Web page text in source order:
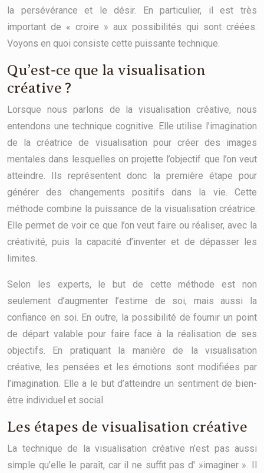
la persévérance et le désir. En particulier, il est très
important de « croire » aux possibilités qui sont créées.
Voyons en quoi consiste cette puissante technique.
Qu’est-ce que la visualisation
créative ?
Lorsque nous parlons de la visualisation créative, nous
entendons une technique cognitive. Elle utilise l’imagination
de la créatrice de visualisation pour créer des images
mentales dans lesquelles on projette l’objectif que l’on veut
atteindre. Ils représentent donc la première étape pour
générer des changements positifs dans la vie. Cette
méthode combine la puissance de la visualisation créatrice.
Elle permet de voir ce que l’on veut faire ou réaliser, avec la
créativité, puis la capacité d’inventer et de dépasser les
limites.
Selon les experts, le but de cette méthode est non
seulement d’augmenter l’estime de soi, mais aussi la
confiance en soi. En outre, la possibilité de fournir un point
de départ valable pour faire face à la réalisation de ses
objectifs. En pratiquant la manière de la visualisation
créative, les pensées et les émotions sont modifiées par
l’imagination. Elle a le but d’atteindre un sentiment de bien-
être individuel et social.
Les étapes de visualisation créative
La technique de la visualisation créative n’est pas aussi
simple qu’elle le paraît, car il ne suffit pas d' »imaginer ». Il